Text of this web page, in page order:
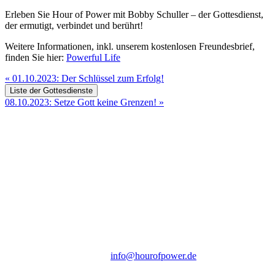
Erleben Sie Hour of Power mit Bobby Schuller – der Gottesdienst,
der ermutigt, verbindet und berührt!
Weitere Informationen, inkl. unserem kostenlosen Freundesbrief,
finden Sie hier: Powerful Life
« 01.10.2023: Der Schlüssel zum Erfolg!
Liste der Gottesdienste
08.10.2023: Setze Gott keine Grenzen! »
info@hourofpower.de